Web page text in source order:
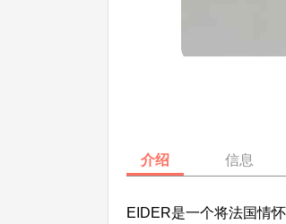
介绍 信息
EIDER是一个将法国情